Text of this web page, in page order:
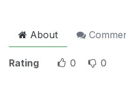
About
Rating 0 0